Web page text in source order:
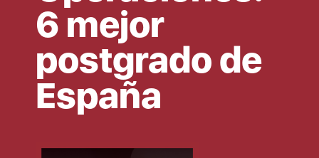
6 mejor
postgrado de
España